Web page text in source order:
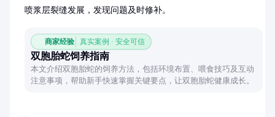
喷浆层裂缝发展，发现问题及时修补。
商家经验 真实案例 · 安全可信
双胞胎蛇饲养指南
本文介绍双胞胎蛇的饲养方法，包括环境布置、喂食技巧及互动
注意事项，帮助新手快速掌握关键要点，让双胞胎蛇健康成长。